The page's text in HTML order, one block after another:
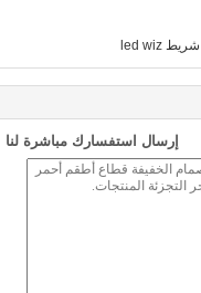
شريط led wiz
إرسال استفسارك مباشرة لنا